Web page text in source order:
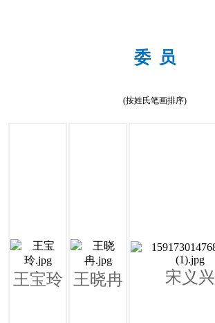
委 员
(按姓氏笔画排序)
王宝玲 王晓冉 宋义兴